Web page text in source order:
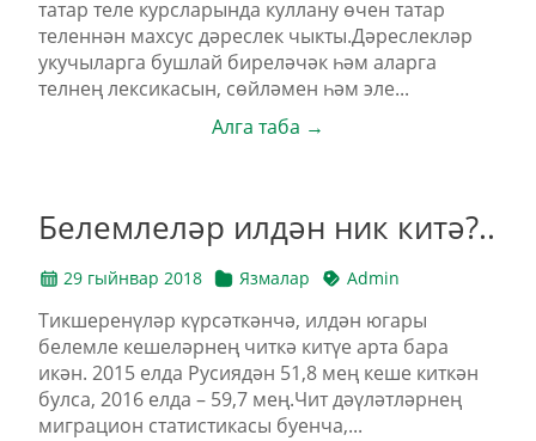
татар теле курсларында куллану өчен татар
теленнән махсус дәреслек чыкты.Дәреслекләр
укучыларга бушлай биреләчәк һәм аларга
телнең лексикасын, сөйләмен һәм эле...
Алга таба →
Белемлеләр илдән ник китә?..
29 гыйнвар 2018 Язмалар Admin
Тикшеренүләр күрсәткәнчә, илдән югары
белемле кешеләрнең читкә китүе арта бара
икән. 2015 елда Русиядән 51,8 мең кеше киткән
булса, 2016 елда – 59,7 мең.Чит дәүләтләрнең
миграцион статистикасы буенча,...